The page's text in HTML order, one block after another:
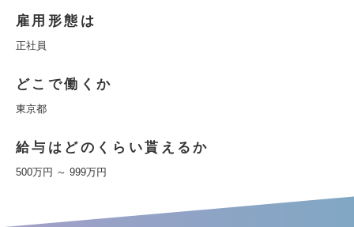
雇用形態は
正社員
どこで働くか
東京都
給与はどのくらい貰えるか
500万円 ～ 999万円